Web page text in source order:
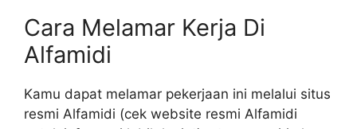
Cara Melamar Kerja Di
Alfamidi
Kamu dapat melamar pekerjaan ini melalui situs
resmi Alfamidi (cek website resmi Alfamidi